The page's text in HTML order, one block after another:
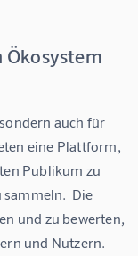
Ökosystem
auch für
eine Plattform,
Publikum zu
Die
und zu bewerten,
und Nutzern.